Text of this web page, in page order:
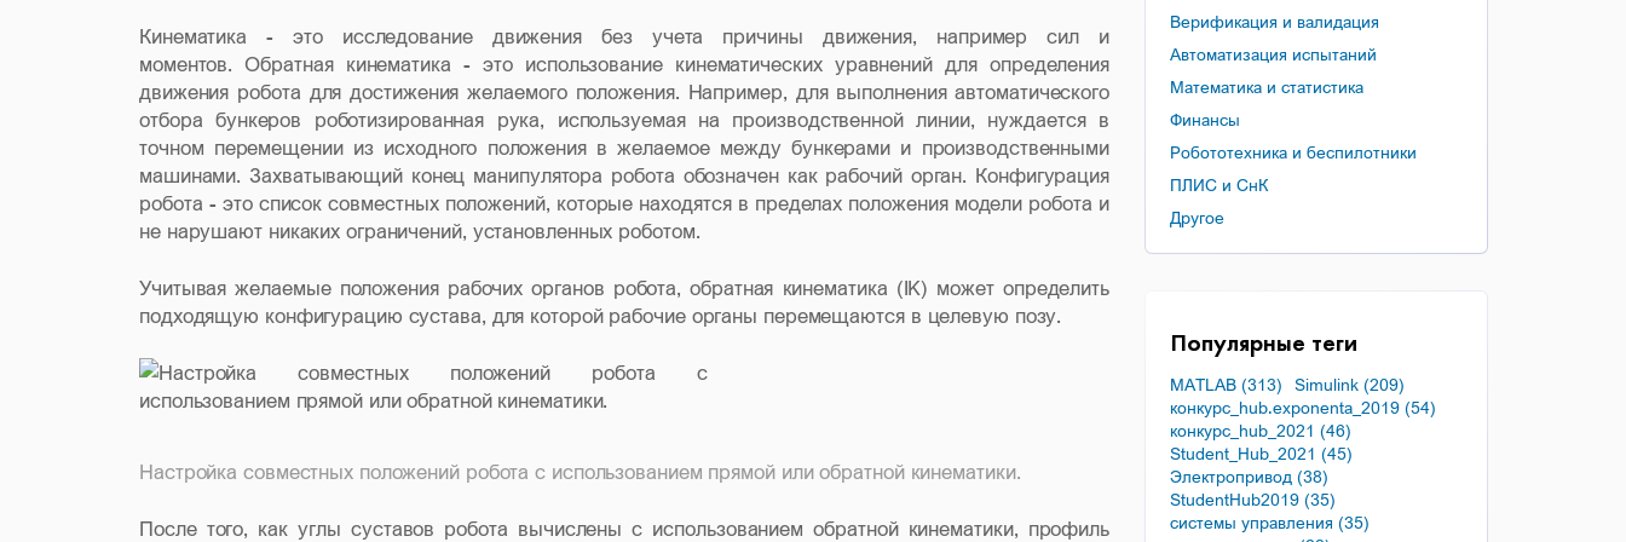
Кинематика - это исследование движения без учета причины движения, например сил и
моментов. Обратная кинематика - это использование кинематических уравнений для определения
движения робота для достижения желаемого положения. Например, для выполнения автоматического
отбора бункеров роботизированная рука, используемая на производственной линии, нуждается в
точном перемещении из исходного положения в желаемое между бункерами и производственными
машинами. Захватывающий конец манипулятора робота обозначен как рабочий орган. Конфигурация
робота - это список совместных положений, которые находятся в пределах положения модели робота и
не нарушают никаких ограничений, установленных роботом.
Учитывая желаемые положения рабочих органов робота, обратная кинематика (IK) может определить
подходящую конфигурацию сустава, для которой рабочие органы перемещаются в целевую позу.
Настройка совместных положений робота с использованием прямой или обратной кинематики.
После того, как углы суставов робота вычислены с использованием обратной кинематики, профиль
Верификация и валидация
Автоматизация испытаний
Математика и статистика
Финансы
Робототехника и беспилотники
ПЛИС и СнК
Другое
Популярные теги
MATLAB (313)
Simulink (209)
конкурс_hub.exponenta_2019 (54)
конкурс_hub_2021 (46)
Student_Hub_2021 (45)
Электропривод (38)
StudentHub2019 (35)
системы управления (35)